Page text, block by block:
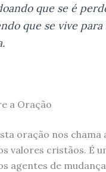
que se é
que se vive para
a Oração
oração nos chama
valores cristãos. É
agentes de